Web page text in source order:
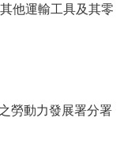
他運輸工具及其零
勞動力發展署分署